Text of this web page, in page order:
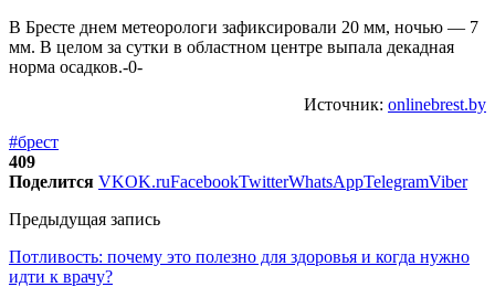
В Бресте днем метеорологи зафиксировали 20 мм, ночью — 7
мм. В целом за сутки в областном центре выпала декадная
норма осадков.-0-
Источник: onlinebrest.by
#брест
409
Поделится VKOK.ruFacebookTwitterWhatsAppTelegramViber
Предыдущая запись
Потливость: почему это полезно для здоровья и когда нужно
идти к врачу?